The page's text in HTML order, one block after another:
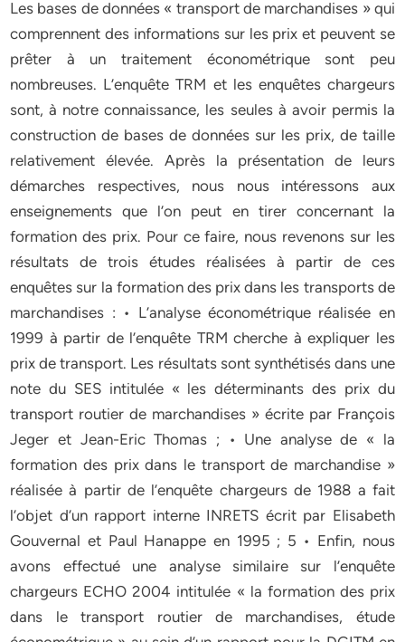
Les bases de données « transport de marchandises » qui
comprennent des informations sur les prix et peuvent se
prêter à un traitement économétrique sont peu
nombreuses. L’enquête TRM et les enquêtes chargeurs
sont, à notre connaissance, les seules à avoir permis la
construction de bases de données sur les prix, de taille
relativement élevée. Après la présentation de leurs
démarches respectives, nous nous intéressons aux
enseignements que l’on peut en tirer concernant la
formation des prix. Pour ce faire, nous revenons sur les
résultats de trois études réalisées à partir de ces
enquêtes sur la formation des prix dans les transports de
marchandises : • L’analyse économétrique réalisée en
1999 à partir de l’enquête TRM cherche à expliquer les
prix de transport. Les résultats sont synthétisés dans une
note du SES intitulée « les déterminants des prix du
transport routier de marchandises » écrite par François
Jeger et Jean-Eric Thomas ; • Une analyse de « la
formation des prix dans le transport de marchandise »
réalisée à partir de l’enquête chargeurs de 1988 a fait
l’objet d’un rapport interne INRETS écrit par Elisabeth
Gouvernal et Paul Hanappe en 1995 ; 5 • Enfin, nous
avons effectué une analyse similaire sur l’enquête
chargeurs ECHO 2004 intitulée « la formation des prix
dans le transport routier de marchandises, étude